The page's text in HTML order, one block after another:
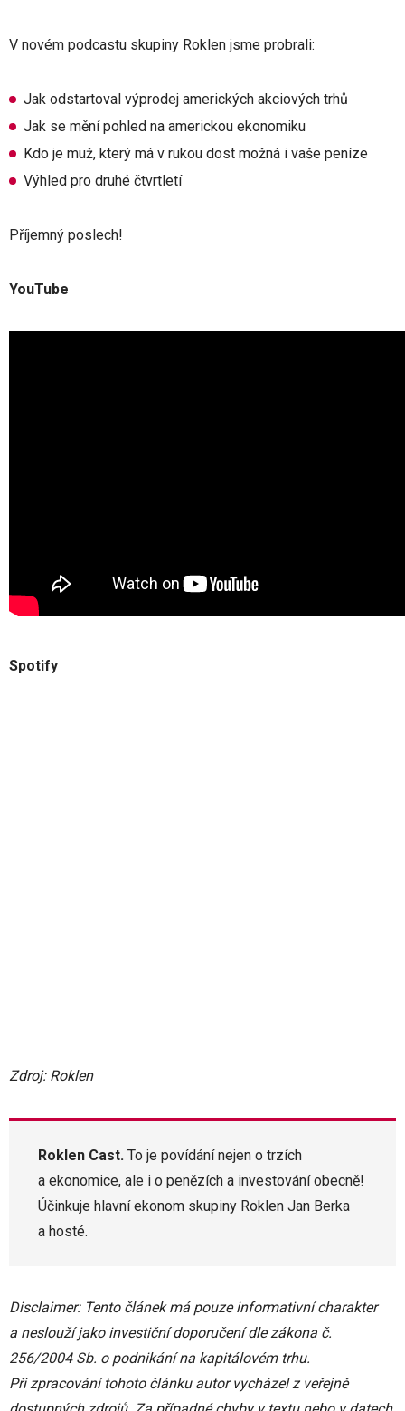
V novém podcastu skupiny Roklen jsme probrali:
Jak odstartoval výprodej amerických akciových trhů
Jak se mění pohled na americkou ekonomiku
Kdo je muž, který má v rukou dost možná i vaše peníze
Výhled pro druhé čtvrtletí
Příjemný poslech!
YouTube
Spotify
Zdroj: Roklen
Roklen Cast. To je povídání nejen o trzích
a ekonomice, ale i o penězích a investování obecně!
Účinkuje hlavní ekonom skupiny Roklen Jan Berka
a hosté.
Disclaimer: Tento článek má pouze informativní charakter
a neslouží jako investiční doporučení dle zákona č.
256/2004 Sb. o podnikání na kapitálovém trhu.
Při zpracování tohoto článku autor vycházel z veřejně